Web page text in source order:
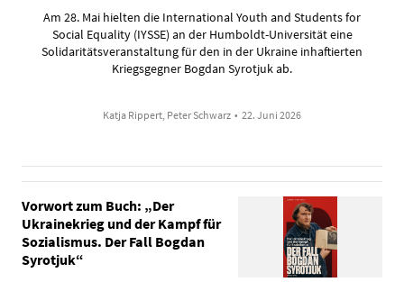
Am 28. Mai hielten die International Youth and Students for
Social Equality (IYSSE) an der Humboldt-Universität eine
Solidaritätsveranstaltung für den in der Ukraine inhaftierten
Kriegsgegner Bogdan Syrotjuk ab.
Katja Rippert, Peter Schwarz • 22. Juni 2026
Vorwort zum Buch: „Der
Ukrainekrieg und der Kampf für
Sozialismus. Der Fall Bogdan
Syrotjuk“